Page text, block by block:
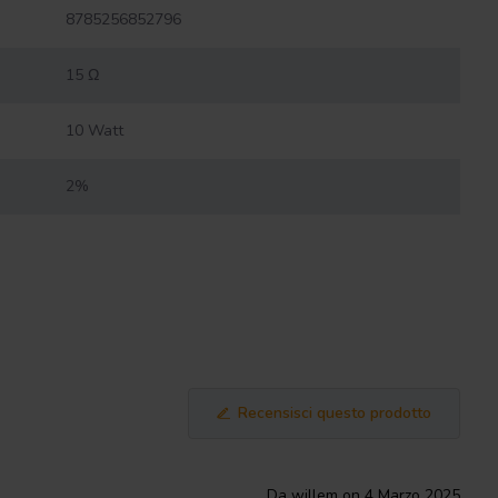
8785256852796
15 Ω
10 Watt
2%
Recensisci questo prodotto